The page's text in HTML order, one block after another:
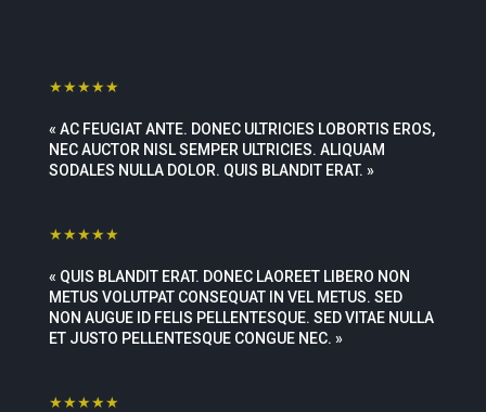
★★★★★
« AC FEUGIAT ANTE. DONEC ULTRICIES LOBORTIS EROS,
NEC AUCTOR NISL SEMPER ULTRICIES. ALIQUAM
SODALES NULLA DOLOR. QUIS BLANDIT ERAT. »
★★★★★
« QUIS BLANDIT ERAT. DONEC LAOREET LIBERO NON
METUS VOLUTPAT CONSEQUAT IN VEL METUS. SED
NON AUGUE ID FELIS PELLENTESQUE. SED VITAE NULLA
ET JUSTO PELLENTESQUE CONGUE NEC. »
★★★★★